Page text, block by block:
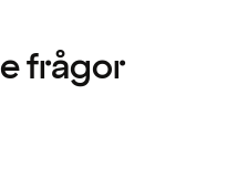
frågor